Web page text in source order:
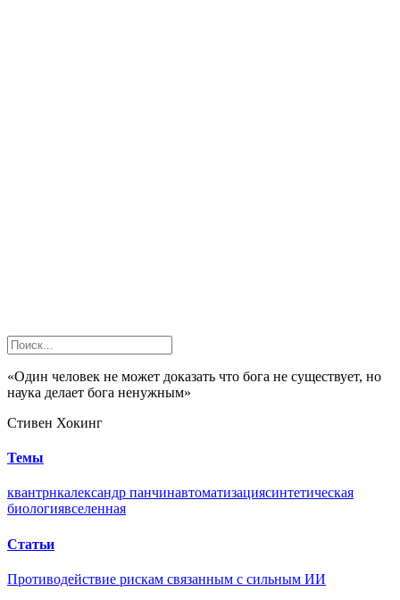
«Один человек не может доказать что бога не существует, но
наука делает бога ненужным»
Стивен Хокинг
Темы
квантрнкалександр панчинавтоматизациясинтетическая
биологиявселенная
Статьи
Противодействие рискам связанным с сильным ИИ